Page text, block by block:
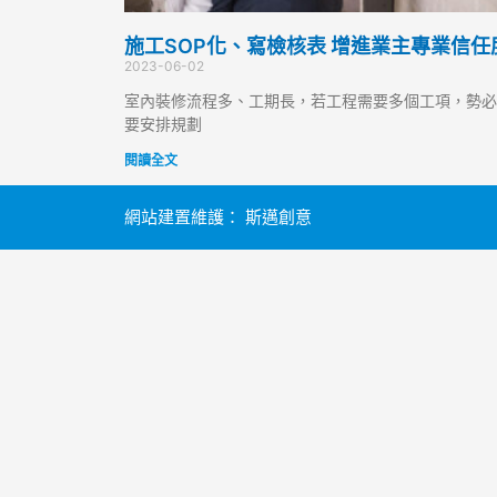
施工SOP化、寫檢核表 增進業主專業信任
2023-06-02
室內裝修流程多、工期長，若工程需要多個工項，勢
要安排規劃
閱讀全文
網站建置維護： 斯邁創意